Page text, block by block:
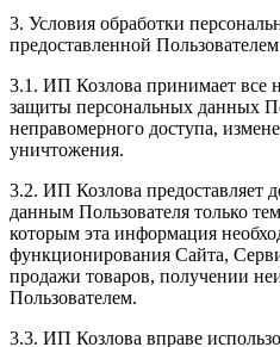
3. Условия обработки
предоставленной
3.1. ИП Козлова принимает все
защиты персональных данных
неправомерного доступа,
уничтожения.
3.2. ИП Козлова предоставляет
данным Пользователя только
которым эта информация
функционирования Сайта,
продажи товаров, получении
Пользователем.
3.3. ИП Козлова вправе